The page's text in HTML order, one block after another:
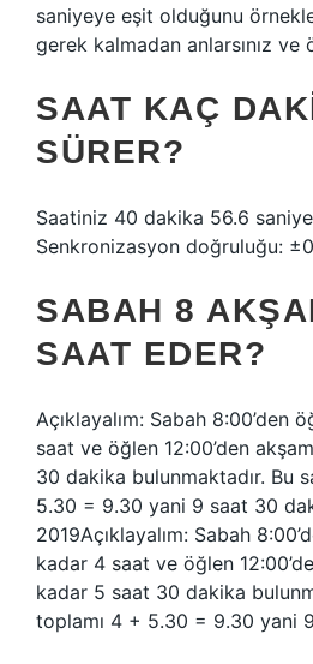
saniyeye eşit olduğunu
gerek kalmadan anlarsınız ve
SAAT KAÇ
SÜRER?
Saatiniz 40 dakika 56.6
Senkronizasyon doğruluğu:
SABAH 8
SAAT EDER?
Açıklayalım: Sabah 8:00’den
saat ve öğlen 12:00’den
30 dakika bulunmaktadır. Bu
5.30 = 9.30 yani 9 saat 30
2019Açıklayalım: Sabah
kadar 4 saat ve öğlen
kadar 5 saat 30 dakika
toplamı 4 + 5.30 = 9.30 yani